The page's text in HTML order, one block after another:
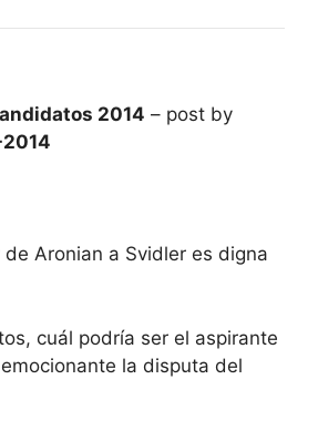
2014 – post by
Aronian a Svidler es digna
cuál podría ser el aspirante
la disputa del